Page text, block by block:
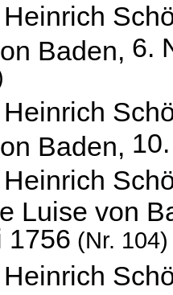
Baden, 6.
Baden,
Luise von
1756 (Nr. 104)